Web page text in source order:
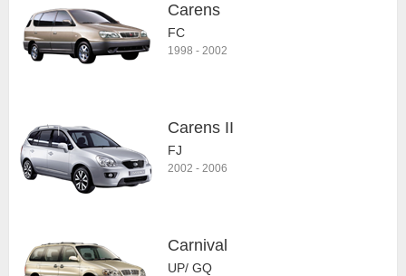
Carens
FC
1998 - 2002
Carens II
FJ
2002 - 2006
Carnival
UP/ GQ